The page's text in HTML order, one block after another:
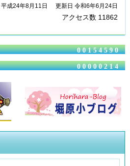
00154590
00000214
成24年8月11日 更新日 令和6年6月24日
アクセス数 11862